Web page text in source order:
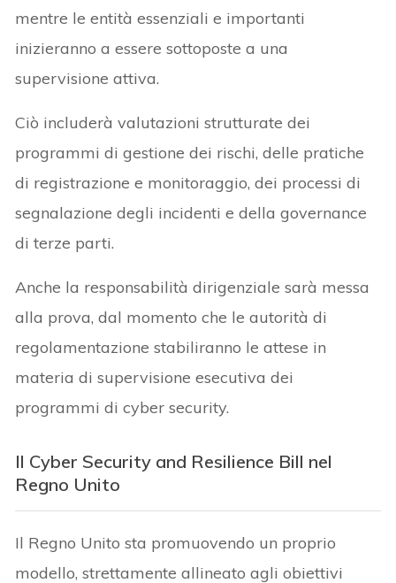
mentre le entità essenziali e importanti
inizieranno a essere sottoposte a una
supervisione attiva.
Ciò includerà valutazioni strutturate dei
programmi di gestione dei rischi, delle pratiche
di registrazione e monitoraggio, dei processi di
segnalazione degli incidenti e della governance
di terze parti.
Anche la responsabilità dirigenziale sarà messa
alla prova, dal momento che le autorità di
regolamentazione stabiliranno le attese in
materia di supervisione esecutiva dei
programmi di cyber security.
Il Cyber Security and Resilience Bill nel
Regno Unito
Il Regno Unito sta promuovendo un proprio
modello, strettamente allineato agli obiettivi